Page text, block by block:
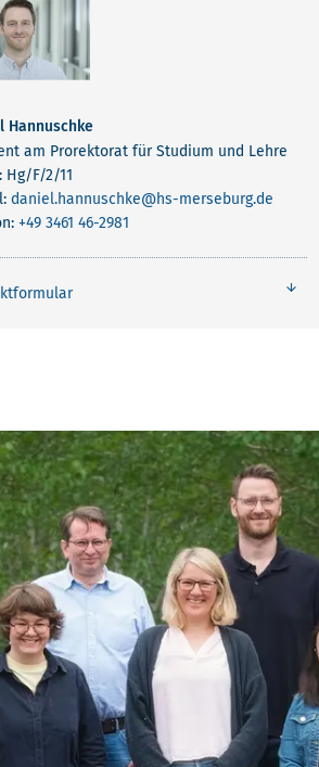
Hannuschke
am Prorektorat für Studium und Lehre
Hg/F/2/11
daniel.hannuschke@hs-merseburg.de
+49 3461 46-2981